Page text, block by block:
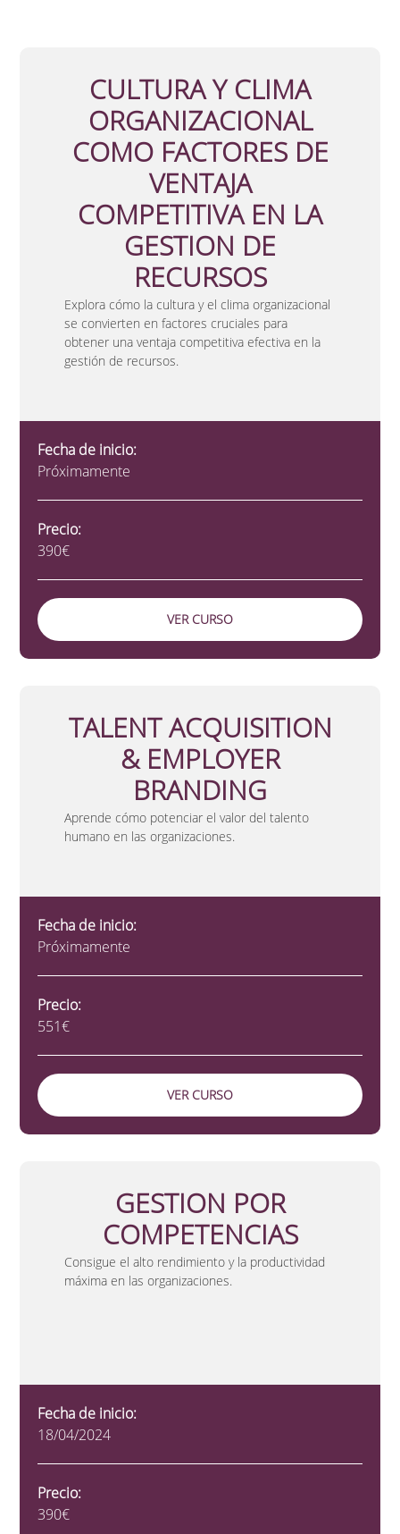
CULTURA Y CLIMA
ORGANIZACIONAL
COMO FACTORES DE
VENTAJA
COMPETITIVA EN LA
GESTION DE
RECURSOS
Explora cómo la cultura y el clima organizacional
se convierten en factores cruciales para
obtener una ventaja competitiva efectiva en la
gestión de recursos.
Fecha de inicio:
Próximamente
Precio:
390€
VER CURSO
TALENT ACQUISITION
& EMPLOYER
BRANDING
Aprende cómo potenciar el valor del talento
humano en las organizaciones.
Fecha de inicio:
Próximamente
Precio:
551€
VER CURSO
GESTION POR
COMPETENCIAS
Consigue el alto rendimiento y la productividad
máxima en las organizaciones.
Fecha de inicio:
18/04/2024
Precio:
390€